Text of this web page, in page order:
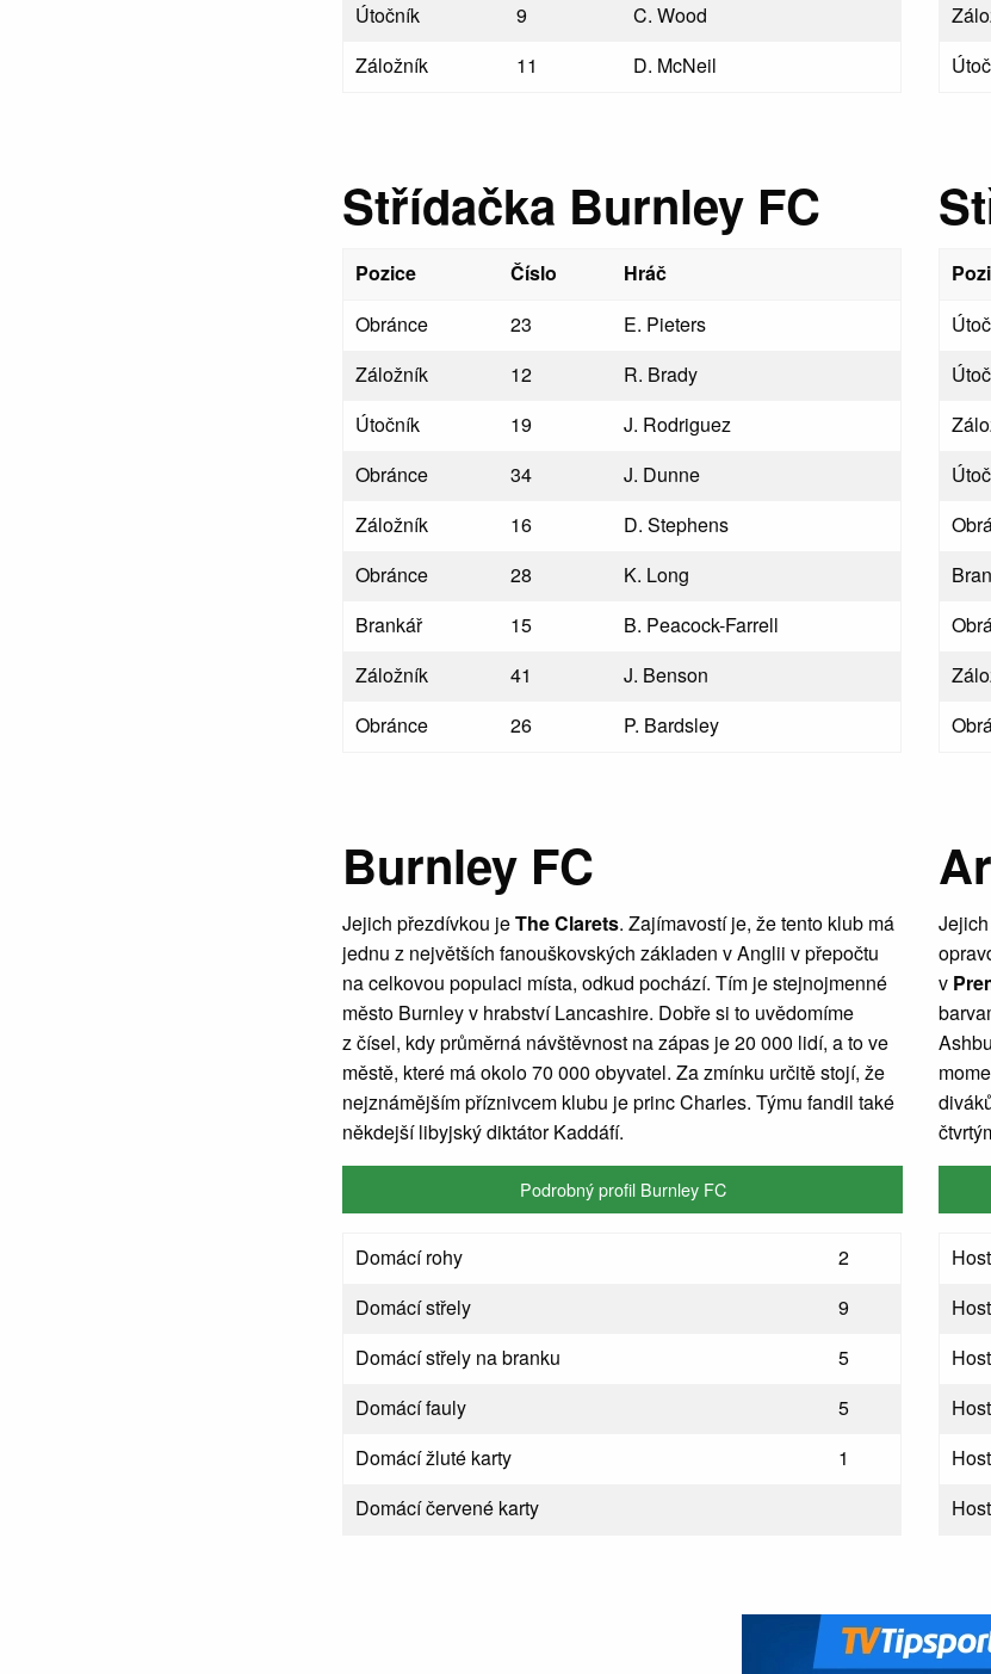
Útočník
9
C. Wood
Záložník
11 D. McNeil
Střídačka Burnley FC
Pozice Číslo
Hráč
Obránce
23
E. Pieters
Záložník
12
R. Brady
Útočník
19
J. Rodriguez
Obránce
34
J. Dunne
Záložník
16
D. Stephens
Obránce
28
K. Long
Brankář
15
B. Peacock-Farrell
Záložník
41
J. Benson
Obránce
26 P. Bardsley
Burnley FC
Jejich přezdívkou jeThe Clarets. Zajímavostí je, že tento klub má
jednu z největších fanouškovských základen v Anglii v přepočtu
na celkovou populaci místa, odkud pochází. Tím je stejnojmenné
město Burnley v hrabství Lancashire. Dobře si to uvědomíme
z čísel, kdy průměrná návštěvnost na zápas je 20 000 lidí, a to ve
městě, které má okolo 70 000 obyvatel. Za zmínku určitě stojí, že
nejznámějším příznivcem klubu je princ Charles. Týmu fandil také
někdejší libyjský diktátor Kaddáfí.
Podrobný profil Burnley FC
v
Domácí rohy
2
Domácí střely
9
Domácí střely na branku
5
Domácí fauly
5
Domácí žluté karty
1
Domácí červené karty